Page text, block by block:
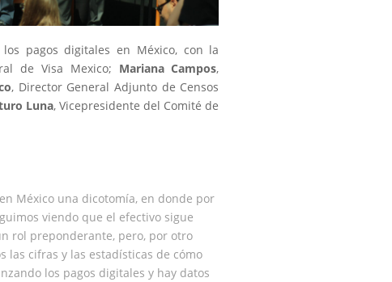
pagos digitales en México, con la
de Visa Mexico; Mariana Campos,
, Director General Adjunto de Censos
Luna, Vicepresidente del Comité de
México una dicotomía, en donde por
viendo que el efectivo sigue
rol preponderante, pero, por otro
las cifras y las estadísticas de cómo
los pagos digitales y hay datos